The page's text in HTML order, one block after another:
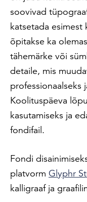
soovivad
katsetada esimest
õpitakse ka
tähemärke või
detaile, mis
professionaalseks
Koolituspäeva
kasutamiseks ja
fondifail.
Fondi
platvorm Glyphr
kalligraaf ja